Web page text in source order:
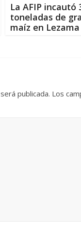
La AFIP incautó
toneladas de
maíz en Lezama
publicada. Los